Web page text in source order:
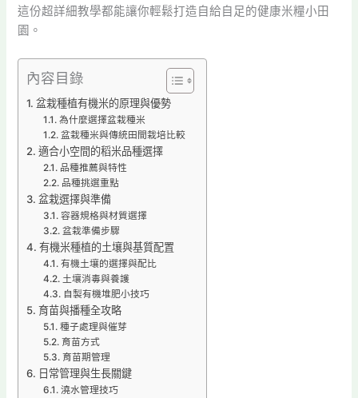
這份超詳細教學都能讓你輕鬆打造自給自足的健康米糧小田
園。
內容目錄
盆栽種植有機米的原理與優勢
為什麼選擇盆栽種米
盆栽種米與傳統田間栽培比較
適合小空間的稻米品種選擇
品種推薦與特性
品種挑選重點
盆栽選擇與準備
容器規格與材質選擇
盆栽準備步驟
有機米種植的土壤與基質配置
有機土壤的選擇與配比
土壤消毒與養護
自製有機堆肥小技巧
育苗與播種全攻略
種子處理與催芽
育苗方式
育苗期管理
日常管理與生長關鍵
澆水管理技巧